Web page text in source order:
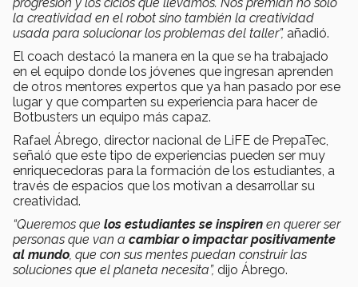
progresión y los ciclos que llevamos. Nos premian no solo
la creatividad en el robot sino también la creatividad
usada para solucionar los problemas del taller”, añadió.
El coach destacó la manera en la que se ha trabajado
en el equipo donde los jóvenes que ingresan aprenden
de otros mentores expertos que ya han pasado por ese
lugar y que comparten su experiencia para hacer de
Botbusters un equipo más capaz.
Rafael Ábrego, director nacional de LiFE de PrepaTec,
señaló que este tipo de experiencias pueden ser muy
enriquecedoras para la formación de los estudiantes, a
través de espacios que los motivan a desarrollar su
creatividad.
“Queremos que los estudiantes se inspiren en querer ser
personas que van a cambiar o impactar positivamente
al mundo, que con sus mentes puedan construir las
soluciones que el planeta necesita”, dijo Ábrego.